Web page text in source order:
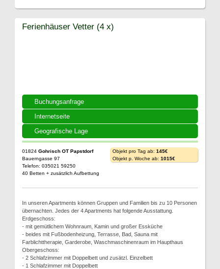
Buchungsanfrage
Internetseite
Geografische Lage
Ferienhäuser Vetter (4 x)
01824 Gohrisch OT Papstdorf
Bauerngasse 97
Telefon: 035021 59250
40 Betten + zusätzlich Aufbettung
Objekt pro Tag ab: 145€
Objekt p. Woche ab: 1015€
In unseren Apartments können Gruppen und Familien bis zu 10 Personen
übernachten. Jedes der 4 Apartments hat folgende Ausstattung.
Erdgeschoss:
- mit gemütlichem Wohnraum, Kamin und großer Essküche
- beides mit Fußbodenheizung, Terrasse, Bad, Sauna mit
Farblichttherapie, Garderobe, Waschmaschinenraum im Haupthaus
Obergeschoss:
- 2 Schlafzimmer mit Doppelbett und zusätzl. Einzelbett
- 1 Schlafzimmer mit Doppelbett